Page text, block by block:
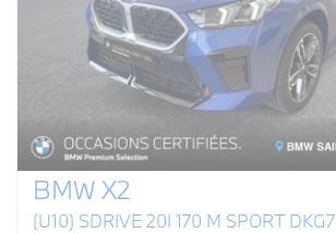
BMW X2
(U10) SDRIVE 20I 170 M SPORT DKG7